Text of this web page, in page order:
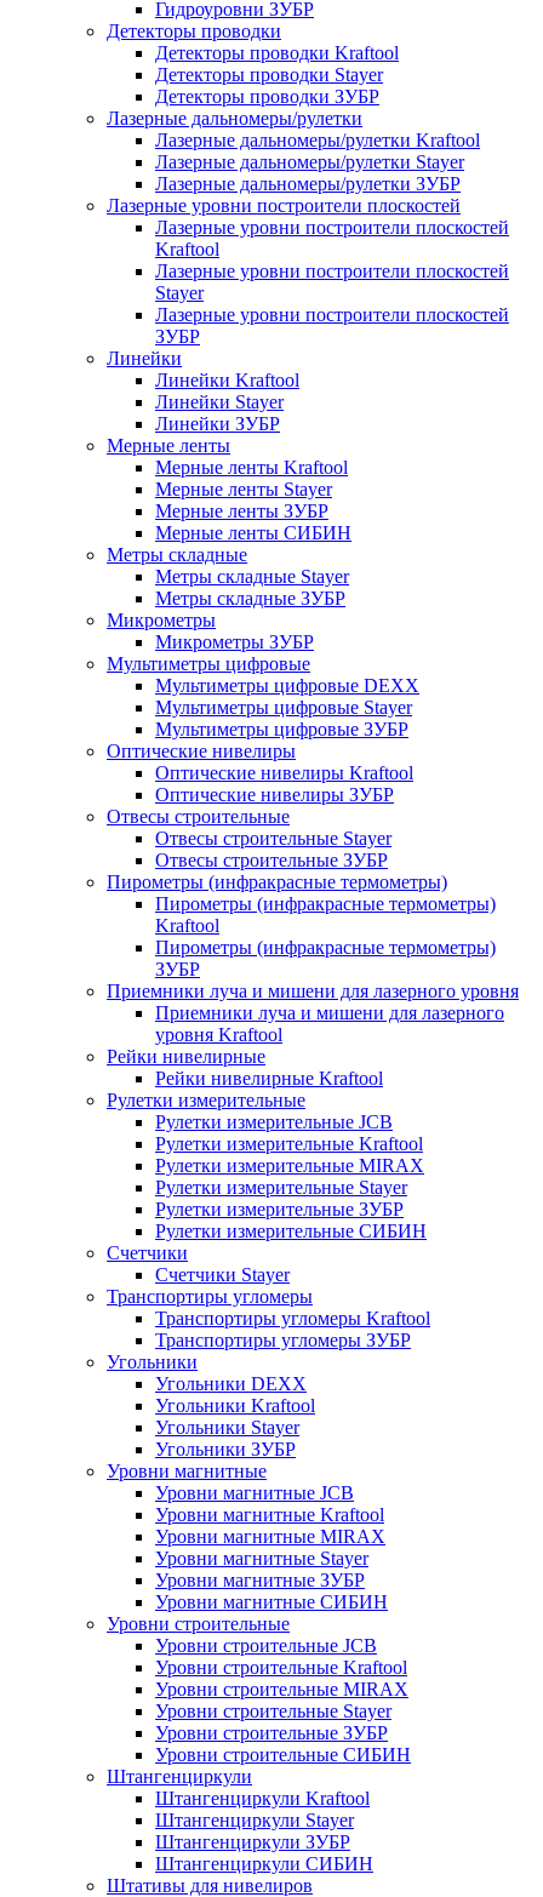
Гидроуровни ЗУБР
Детекторы проводки
Детекторы проводки Kraftool
Детекторы проводки Stayer
Детекторы проводки ЗУБР
Лазерные дальномеры/рулетки
Лазерные дальномеры/рулетки Kraftool
Лазерные дальномеры/рулетки Stayer
Лазерные дальномеры/рулетки ЗУБР
Лазерные уровни построители плоскостей
Лазерные уровни построители плоскостей
Kraftool
Лазерные уровни построители плоскостей
Stayer
Лазерные уровни построители плоскостей
ЗУБР
Линейки
Линейки Kraftool
Линейки Stayer
Линейки ЗУБР
Мерные ленты
Мерные ленты Kraftool
Мерные ленты Stayer
Мерные ленты ЗУБР
Мерные ленты СИБИН
Метры складные
Метры складные Stayer
Метры складные ЗУБР
Микрометры
Микрометры ЗУБР
Мультиметры цифровые
Мультиметры цифровые DEXX
Мультиметры цифровые Stayer
Мультиметры цифровые ЗУБР
Оптические нивелиры
Оптические нивелиры Kraftool
Оптические нивелиры ЗУБР
Отвесы строительные
Отвесы строительные Stayer
Отвесы строительные ЗУБР
Пирометры (инфракрасные термометры)
Пирометры (инфракрасные термометры)
Kraftool
Пирометры (инфракрасные термометры)
ЗУБР
Приемники луча и мишени для лазерного уровня
Приемники луча и мишени для лазерного
уровня Kraftool
Рейки нивелирные
Рейки нивелирные Kraftool
Рулетки измерительные
Рулетки измерительные JCB
Рулетки измерительные Kraftool
Рулетки измерительные MIRAX
Рулетки измерительные Stayer
Рулетки измерительные ЗУБР
Рулетки измерительные СИБИН
Счетчики
Счетчики Stayer
Транспортиры угломеры
Транспортиры угломеры Kraftool
Транспортиры угломеры ЗУБР
Угольники
Угольники DEXX
Угольники Kraftool
Угольники Stayer
Угольники ЗУБР
Уровни магнитные
Уровни магнитные JCB
Уровни магнитные Kraftool
Уровни магнитные MIRAX
Уровни магнитные Stayer
Уровни магнитные ЗУБР
Уровни магнитные СИБИН
Уровни строительные
Уровни строительные JCB
Уровни строительные Kraftool
Уровни строительные MIRAX
Уровни строительные Stayer
Уровни строительные ЗУБР
Уровни строительные СИБИН
Штангенциркули
Штангенциркули Kraftool
Штангенциркули Stayer
Штангенциркули ЗУБР
Штангенциркули СИБИН
Штативы для нивелиров